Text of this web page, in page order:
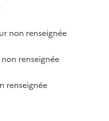
non renseignée
renseignée
renseignée